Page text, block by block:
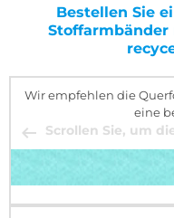
Bestellen Sie
Stoffarmbänder
Wir empfehlen die
eine
Scrollen Sie, um